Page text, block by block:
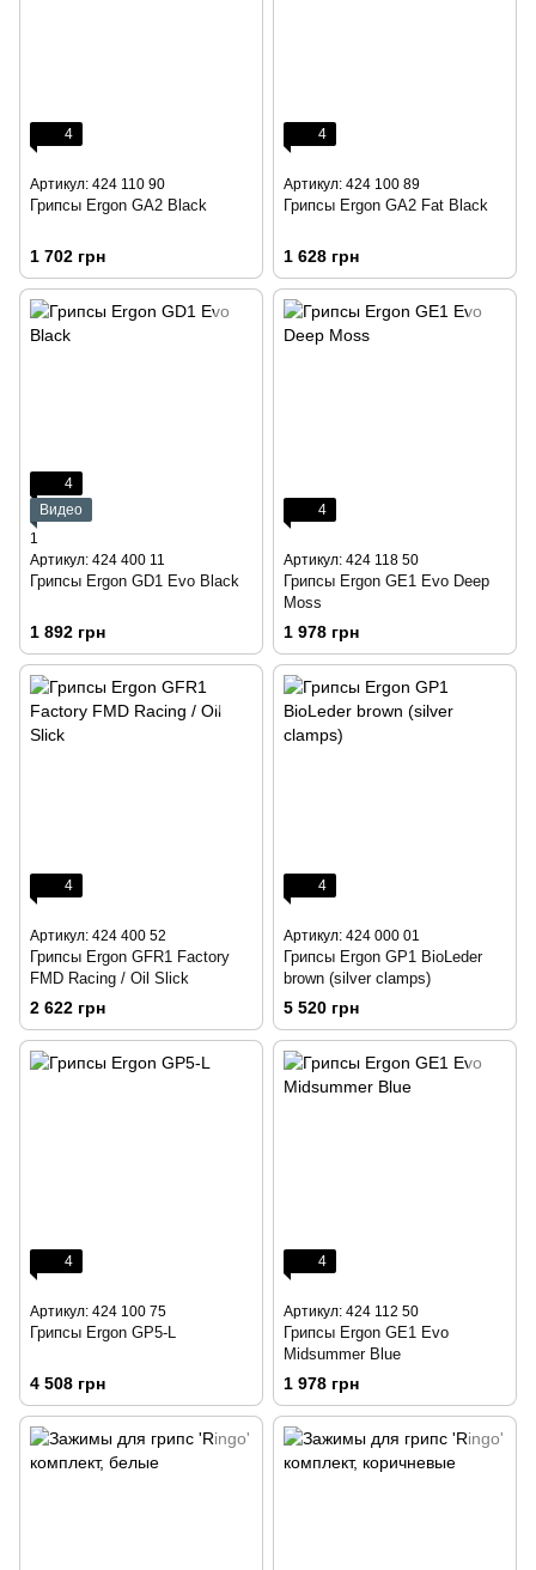
4
Артикул: 424 110 90
Грипсы Ergon GA2 Black
1 702 грн
4
Артикул: 424 100 89
Грипсы Ergon GA2 Fat Black
1 628 грн
4
Видео
1
Артикул: 424 400 11
Грипсы Ergon GD1 Evo Black
1 892 грн
4
Артикул: 424 118 50
Грипсы Ergon GE1 Evo Deep
Moss
1 978 грн
4
Артикул: 424 400 52
Грипсы Ergon GFR1 Factory
FMD Racing / Oil Slick
2 622 грн
4
Артикул: 424 000 01
Грипсы Ergon GP1 BioLeder
brown (silver clamps)
5 520 грн
4
Артикул: 424 100 75
Грипсы Ergon GP5-L
4 508 грн
4
Артикул: 424 112 50
Грипсы Ergon GE1 Evo
Midsummer Blue
1 978 грн